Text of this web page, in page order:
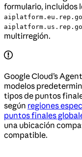
formulario, incluidos
multirregión.
Google Cloud’s
modelos
tipos de puntos
según regiones
puntos finales
una ubicación
compatible.